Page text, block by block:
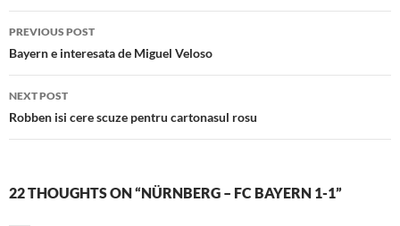
Post
navigation
PREVIOUS POST
Bayern e interesata de Miguel Veloso
NEXT POST
Robben isi cere scuze pentru cartonasul rosu
22 THOUGHTS ON “NÜRNBERG – FC BAYERN 1-1”